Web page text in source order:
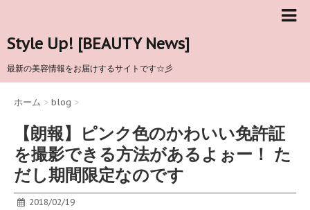
Style Up! [BEAUTY News]
最新の美容情報をお届けするサイトです☆彡
ホーム > blog >
【朗報】ピンク色のかわいい免許証
を撮影できる方法があるよぉー！ た
だし期間限定なのです
2018/02/19